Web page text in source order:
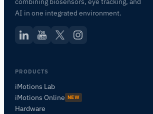
AI in one integrated environment.
PRODUCTS
iMotions Lab
iMotions Online NEW
Hardware